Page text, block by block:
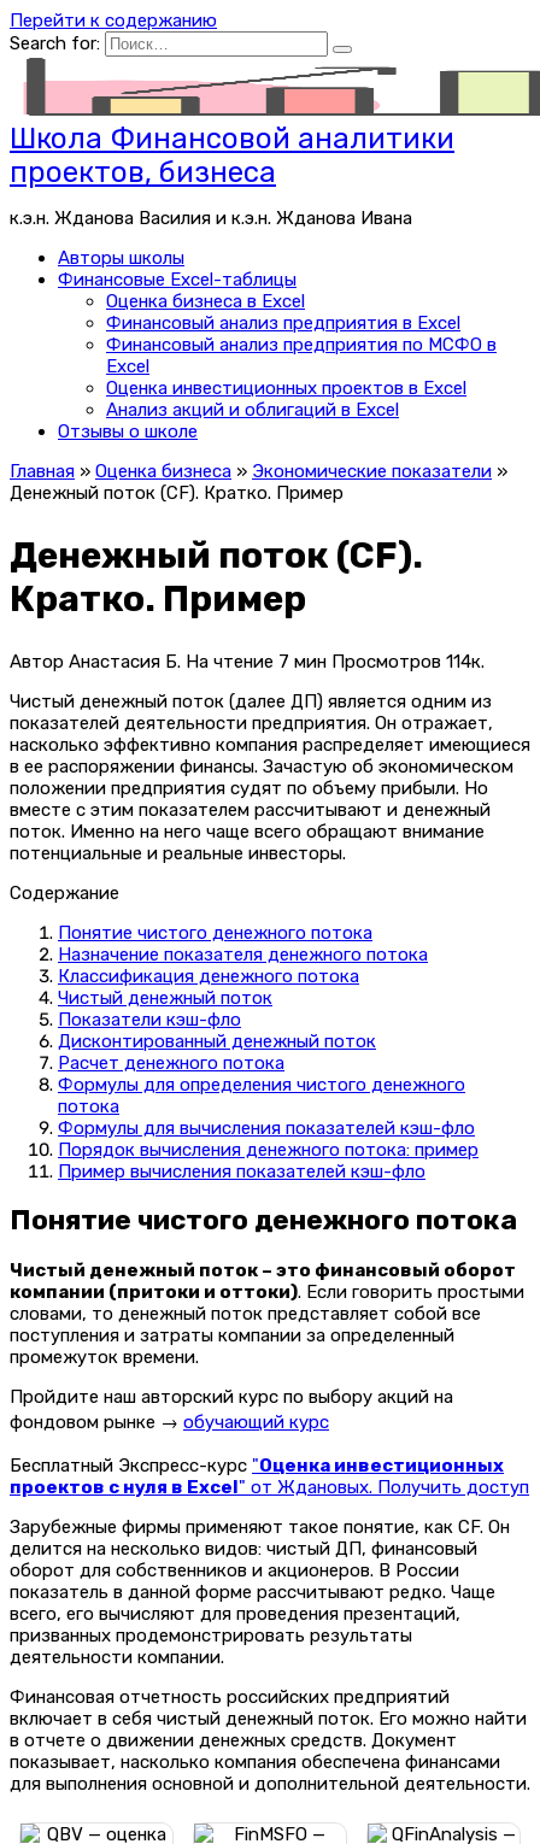
Перейти к содержанию
Search for:
Школа Финансовой аналитики
проектов, бизнеса
к.э.н. Жданова Василия и к.э.н. Жданова Ивана
Авторы школы
Финансовые Excel-таблицы
Оценка бизнеса в Excel
Финансовый анализ предприятия в Excel
Финансовый анализ предприятия по МСФО в
Excel
Оценка инвестиционных проектов в Excel
Анализ акций и облигаций в Excel
Отзывы о школе
Главная » Оценка бизнеса » Экономические показатели »
Денежный поток (CF). Кратко. Пример
Денежный поток (CF).
Кратко. Пример
Автор Анастасия Б. На чтение 7 мин Просмотров 114к.
Чистый денежный поток (далее ДП) является одним из
показателей деятельности предприятия. Он отражает,
насколько эффективно компания распределяет имеющиеся
в ее распоряжении финансы. Зачастую об экономическом
положении предприятия судят по объему прибыли. Но
вместе с этим показателем рассчитывают и денежный
поток. Именно на него чаще всего обращают внимание
потенциальные и реальные инвесторы.
Содержание
Понятие чистого денежного потока
Назначение показателя денежного потока
Классификация денежного потока
Чистый денежный поток
Показатели кэш-фло
Дисконтированный денежный поток
Расчет денежного потока
Формулы для определения чистого денежного
потока
Формулы для вычисления показателей кэш-фло
Порядок вычисления денежного потока: пример
Пример вычисления показателей кэш-фло
Понятие чистого денежного потока
Чистый денежный поток – это финансовый оборот
компании (притоки и оттоки). Если говорить простыми
словами, то денежный поток представляет собой все
поступления и затраты компании за определенный
промежуток времени.
Пройдите наш авторский курс по выбору акций на
фондовом рынке → обучающий курс
Бесплатный Экспресс-курс "Оценка инвестиционных
проектов с нуля в Excel" от Ждановых. Получить доступ
Зарубежные фирмы применяют такое понятие, как CF. Он
делится на несколько видов: чистый ДП, финансовый
оборот для собственников и акционеров. В России
показатель в данной форме рассчитывают редко. Чаще
всего, его вычисляют для проведения презентаций,
призванных продемонстрировать результаты
деятельности компании.
Финансовая отчетность российских предприятий
включает в себя чистый денежный поток. Его можно найти
в отчете о движении денежных средств. Документ
показывает, насколько компания обеспечена финансами
для выполнения основной и дополнительной деятельности.